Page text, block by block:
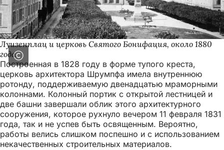
Луизенплац и церковь Святого Бонифация, около 1880
года.
Построенная в 1828 году в форме тупого креста,
церковь архитектора Шрумпфа имела внутреннюю
ротонду, поддерживаемую двенадцатью мраморными
колоннами. Колонный портик с открытой лестницей и
две башни завершали облик этого архитектурного
сооружения, которое рухнуло вечером 11 февраля 1831
года, так и не успев быть освященным. Вероятно,
работы велись слишком поспешно и с использованием
некачественных строительных материалов.